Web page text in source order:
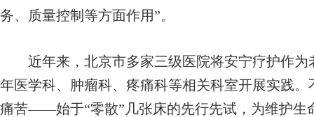
务、质量控制等方面作用”。
近年来，北京市多家三级医院将安宁疗护作为
年医学科、肿瘤科、疼痛科等相关科室开展实践
痛苦——始于“零散”几张床的先行先试，为维护生